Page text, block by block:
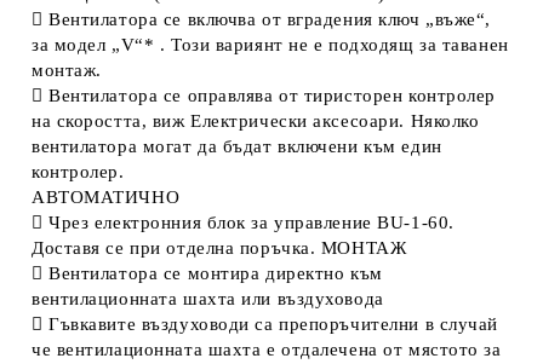
 Вентилатора се включва от вградения ключ „въже“,
за модел „V“* . Този вариянт не е подходящ за таванен
монтаж.
 Вентилатора се оправлява от тиристорен контролер
на скоростта, виж Електрически аксесоари. Няколко
вентилатора могат да бъдат включени към един
контролер.
АВТОМАТИЧНО
 Чрез електронния блок за управление BU-1-60.
Доставя се при отделна поръчка. МОНТАЖ
 Вентилатора се монтира директно към
вентилационната шахта или въздуховода
 Гъвкавите въздуховоди са препоръчителни в случай
че вентилационната шахта е отдалечена от мястото за